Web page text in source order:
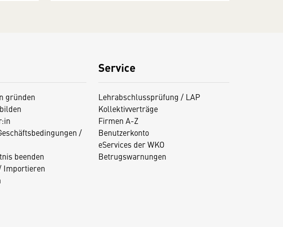
gründen
/
beenden
Importieren
Service
Lehrabschlussprüfung / LAP
Kollektivverträge
Firmen A-Z
Benutzerkonto
eServices der WKO
Betrugswarnungen